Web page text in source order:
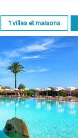
1 villas et maisons